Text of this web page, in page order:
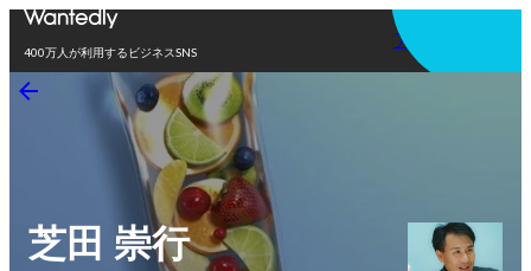
400万人が利用するビジネスSNS
アプリを使う
芝田 崇行